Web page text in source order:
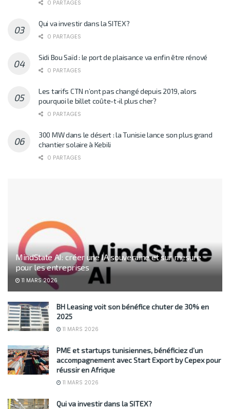
0 PARTAGES
Qui va investir dans la SITEX?
0 PARTAGES
Sidi Bou Saïd : le port de plaisance va enfin être rénové
0 PARTAGES
Les tarifs CTN n’ont pas changé depuis 2019, alors
pourquoi le billet coûte-t-il plus cher?
0 PARTAGES
300 MW dans le désert : la Tunisie lance son plus grand
chantier solaire à Kebili
0 PARTAGES
MindState AI: créer une IA souveraine et sur mesure
pour les entreprises
11 MARS 2026
BH Leasing voit son bénéfice chuter de 30% en
2025
11 MARS 2026
PME et startups tunisiennes, bénéficiez d’un
accompagnement avec Start Export by Cepex pour
réussir en Afrique
11 MARS 2026
Qui va investir dans la SITEX?